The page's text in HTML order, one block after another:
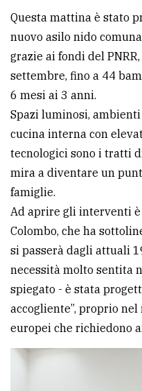
pubblicità
CERCA
Cerca
per
comune
Ricerca
LE
ALTRE
TESTATE
Questa mattina è stato
nuovo asilo nido
grazie ai fondi del
settembre, fino a 44
6 mesi ai 3 anni.
Spazi luminosi,
cucina interna con
tecnologici sono i tratti
mira a diventare un
famiglie.
Ad aprire gli interventi
Colombo, che ha
si passerà dagli attuali
necessità molto sentita
spiegato - è stata
accogliente”, proprio
europei che richiedono